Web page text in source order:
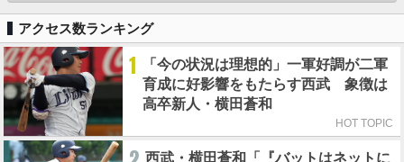
アクセス数ランキング
1
「今の状況は理想的」一軍好調が二軍
育成に好影響をもたらす西武 象徴は
高卒新人・横田蒼和
HOT TOPIC
西武・横田蒼和「『バットはネットに